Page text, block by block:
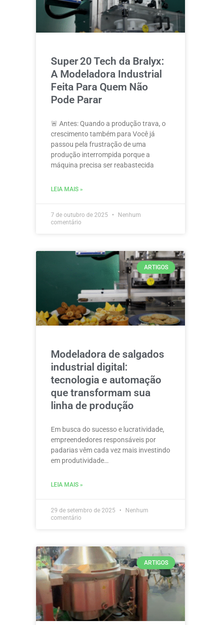
Super 20 Tech da Bralyx:
A Modeladora Industrial
Feita Para Quem Não
Pode Parar
🚨 Antes: Quando a produção trava, o
crescimento também para Você já
passou pela frustração de uma
produção interrompida porque a
máquina precisa ser reabastecida
LEIA MAIS »
7 de outubro de 2025
Nenhum
comentário
ARTIGOS
Modeladora de salgados
industrial digital:
tecnologia e automação
que transformam sua
linha de produção
Em busca do sucesso e lucratividade,
empreendedores responsáveis por
padarias vêm cada vez mais investindo
em produtividade…
LEIA MAIS »
29 de setembro de 2025
Nenhum
comentário
ARTIGOS